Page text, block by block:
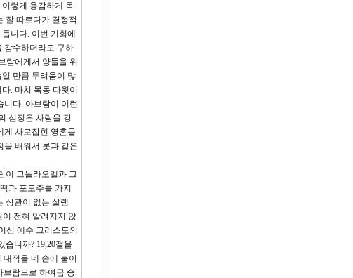
렇게 용감하게 목
잘 따르다가 결정적
니다. 이번 기회에
감수하더라도 구하
람에게서 양들을 위
만큼 두려움이 많
. 마치 목동 다윗이
다. 아브람이 이런
심정은 사람을 강
게 사로잡힌 영혼들
을 배워서 롯과 같은
이 그돌라오멜과 그
과 포도주를 가지
상관이 없는 살렘
이 전혀 알려지지 않
신 예수 그리스도의
니까? 19,20절을
적을 네 손에 붙이
브람으로 하여금 승